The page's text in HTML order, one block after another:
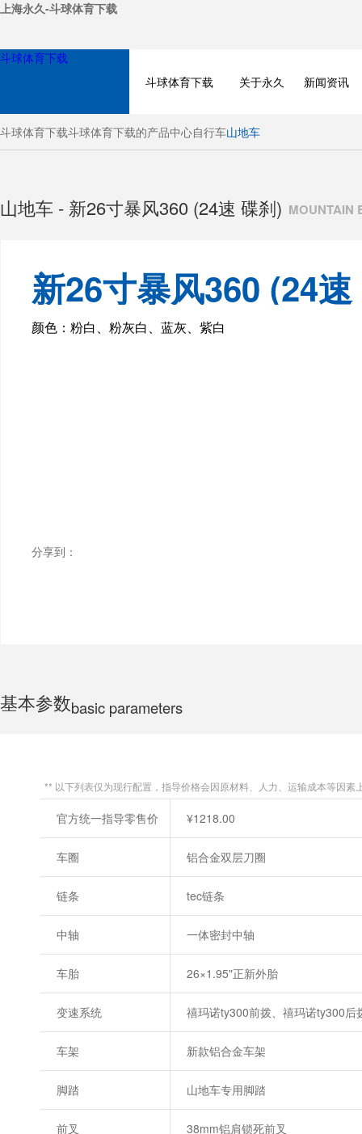
上海永久-斗球体育下载
斗球体育下载
斗球体育下载
关于永久 新闻资讯
斗球体育下载斗球体育下载的产品中心自行车山地车
BICYCLE
山地车 - 新26寸暴风360 (24速 碟刹) MOUNTAIN
新26寸暴风360 (24速
碟刹)
颜色：粉白、粉灰白、蓝灰、紫白
分享到：
基本参数basic parameters
** 以下列表仅为现行配置，指导价格会因原材料、人力、运输成本等因素
官方统一指导零售价 ¥1218.00
车圈 铝合金双层刀圈
链条 tec链条
中轴 一体密封中轴
车胎 26×1.95"正新外胎
变速系统 禧玛诺ty300前拨、禧玛诺ty300后
车架 新款铝合金车架
脚踏 山地车专用脚踏
前叉 38mm铝肩锁死前叉